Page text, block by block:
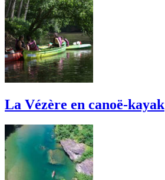
La Vézère en canoë-kayak